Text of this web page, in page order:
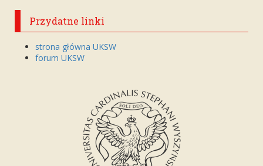
Przydatne linki
strona główna UKSW
forum UKSW